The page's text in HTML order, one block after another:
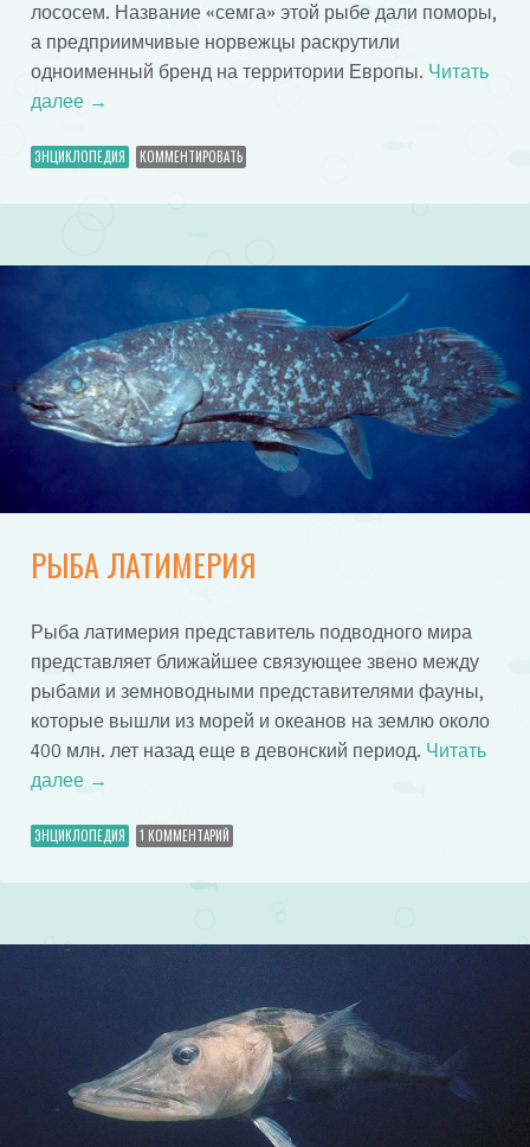
лососем. Название «семга» этой рыбе дали поморы,
а предприимчивые норвежцы раскрутили
одноименный бренд на территории Европы. Читать
далее →
ЭНЦИКЛОПЕДИЯ КОММЕНТИРОВАТЬ
РЫБА ЛАТИМЕРИЯ
Рыба латимерия представитель подводного мира
представляет ближайшее связующее звено между
рыбами и земноводными представителями фауны,
которые вышли из морей и океанов на землю около
400 млн. лет назад еще в девонский период. Читать
далее →
ЭНЦИКЛОПЕДИЯ 1 КОММЕНТАРИЙ